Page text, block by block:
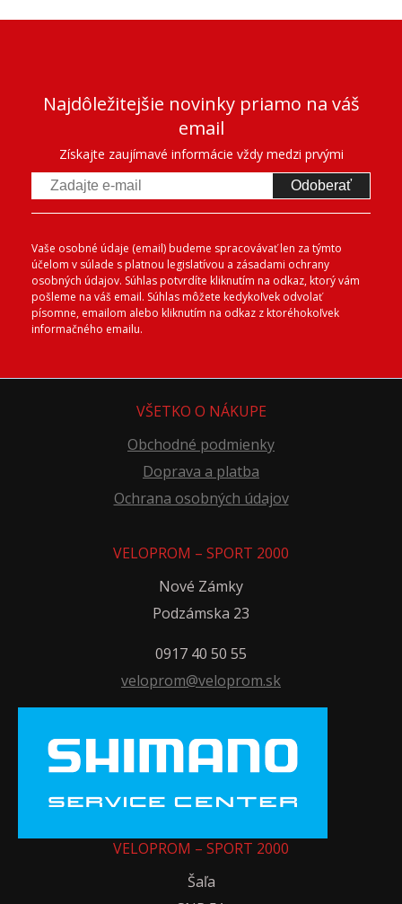
Najdôležitejšie novinky priamo na váš
email
Získajte zaujímavé informácie vždy medzi prvými
Odoberať
Vaše osobné údaje (email) budeme spracovávať len za týmto
účelom v súlade s platnou legislatívou a zásadami ochrany
osobných údajov. Súhlas potvrdíte kliknutím na odkaz, ktorý vám
pošleme na váš email. Súhlas môžete kedykoľvek odvolať
písomne, emailom alebo kliknutím na odkaz z ktoréhokoľvek
informačného emailu.
VŠETKO O NÁKUPE
Obchodné podmienky
Doprava a platba
Ochrana osobných údajov
VELOPROM – SPORT 2000
Nové Zámky
Podzámska 23
0917 40 50 55
veloprom@veloprom.sk
VELOPROM – SPORT 2000
Šaľa